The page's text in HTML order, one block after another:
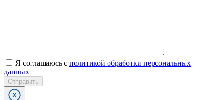
Я соглашаюсь с политикой обработки персональных
данных
Отправить